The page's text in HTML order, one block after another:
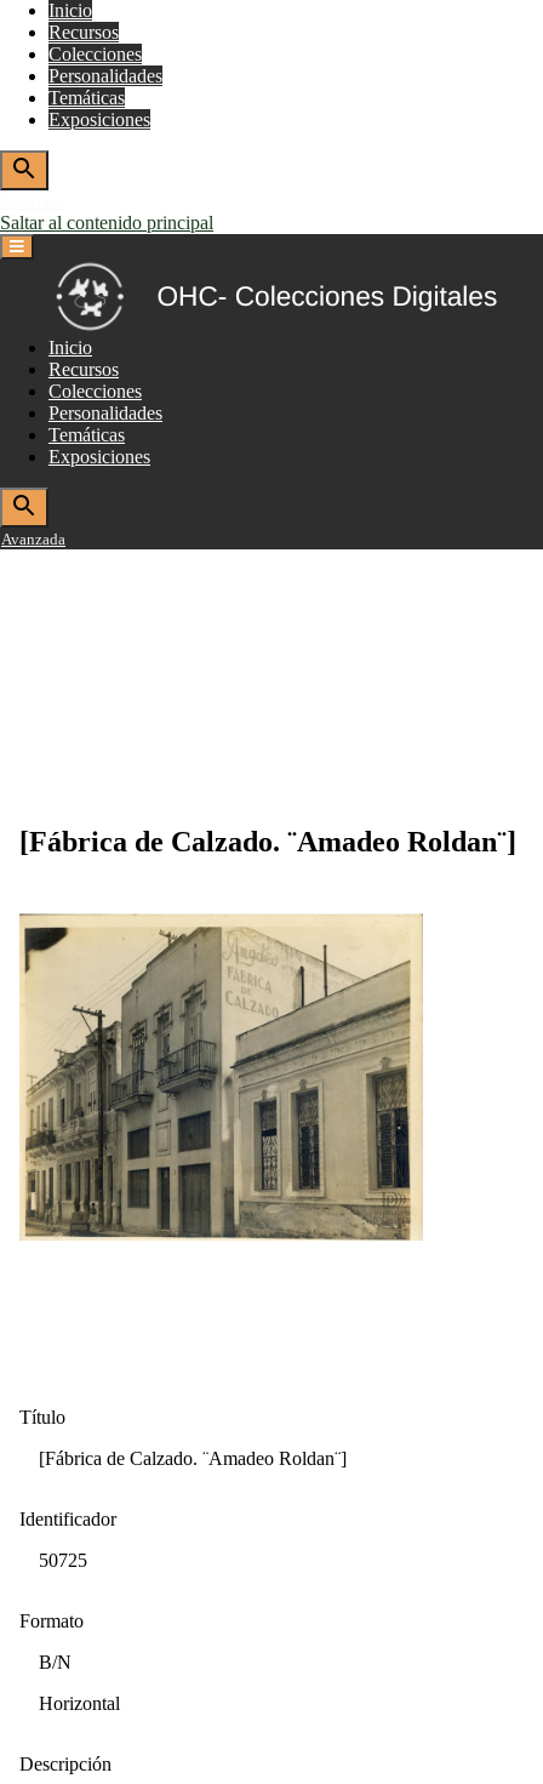
Inicio
Recursos
Colecciones
Personalidades
Temáticas
Exposiciones
Saltar al contenido principal
Inicio
Recursos
Colecciones
Personalidades
Temáticas
Exposiciones
Avanzada
[Fábrica de Calzado. ¨Amadeo Roldan¨]
Título
[Fábrica de Calzado. ¨Amadeo Roldan¨]
Identificador
50725
Formato
B/N
Horizontal
Descripción